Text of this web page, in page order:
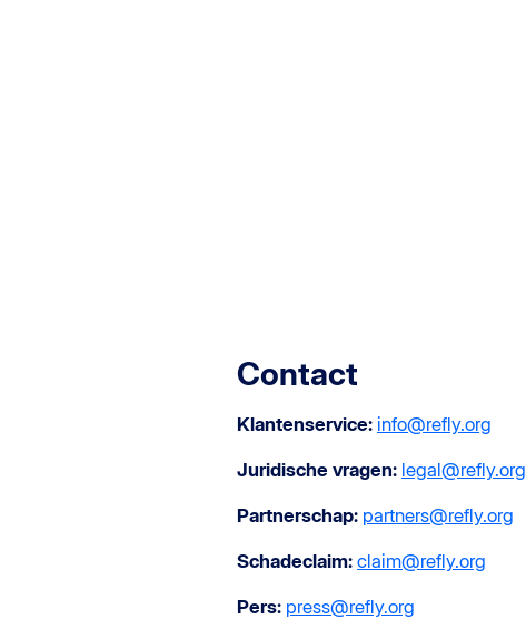
Contact
Klantenservice: info@refly.org
Juridische vragen: legal@refly.org
Partnerschap: partners@refly.org
Schadeclaim: claim@refly.org
Pers: press@refly.org